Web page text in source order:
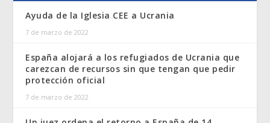
Ayuda de la Iglesia CEE a Ucrania
7 de marzo de 2022
España alojará a los refugiados de Ucrania que
carezcan de recursos sin que tengan que pedir
protección oficial
7 de marzo de 2022